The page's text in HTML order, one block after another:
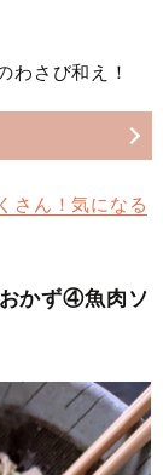
わさび和え！
さん！気になる
おかず④魚肉ソ